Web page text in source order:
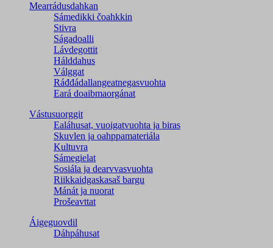
Mearrádusdahkan
Sámedikki čoahkkin
Stivra
Ságadoalli
Lávdegottit
Hálddahus
Válggat
Ráđđádallangeatnegas­vuohta
Eará doaibmaorgánat
Vástusuorggit
Ealáhusat, vuoigatvuohta ja biras
Skuvlen ja oahppamateriála
Kultuvra
Sámegielat
Sosiála ja dearvvasvuohta
Riikkaidgaskasaš bargu
Mánát ja nuorat
Prošeavttat
Áigeguovdil
Dáhpáhusat